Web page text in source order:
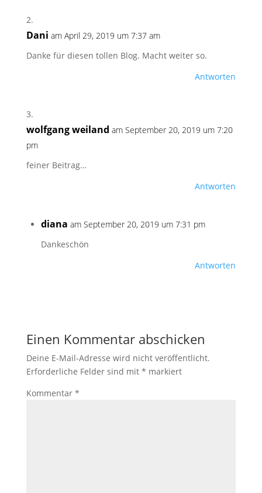
Dani am April 29, 2019 um 7:37 am
Danke für diesen tollen Blog. Macht weiter so.
Antworten
wolfgang weiland am September 20, 2019 um 7:20
pm
feiner Beitrag…
Antworten
diana am September 20, 2019 um 7:31 pm
Dankeschön
Antworten
Einen Kommentar abschicken
Deine E-Mail-Adresse wird nicht veröffentlicht.
Erforderliche Felder sind mit * markiert
Kommentar *